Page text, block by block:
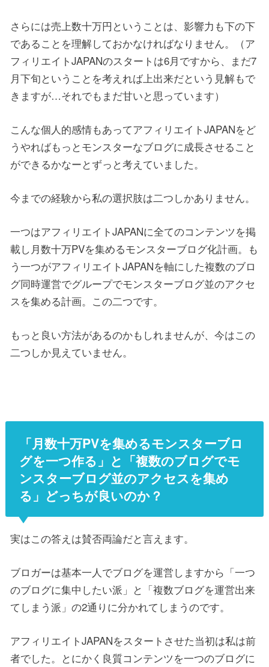
さらには売上数十万円ということは、影響力も下の下
であることを理解しておかなければなりません。（ア
フィリエイトJAPANのスタートは6月ですから、まだ7
月下旬ということを考えれば上出来だという見解もで
きますが…それでもまだ甘いと思っています）
こんな個人的感情もあってアフィリエイトJAPANをど
うやればもっとモンスターなブログに成長させること
ができるかなーとずっと考えていました。
今までの経験から私の選択肢は二つしかありません。
一つはアフィリエイトJAPANに全てのコンテンツを掲
載し月数十万PVを集めるモンスターブログ化計画。も
う一つがアフィリエイトJAPANを軸にした複数のブロ
グ同時運営でグループでモンスターブログ並のアクセ
スを集める計画。この二つです。
もっと良い方法があるのかもしれませんが、今はこの
二つしか見えていません。
「月数十万PVを集めるモンスターブロ
グを一つ作る」と「複数のブログでモ
ンスターブログ並のアクセスを集め
る」どっちが良いのか？
実はこの答えは賛否両論だと言えます。
ブロガーは基本一人でブログを運営しますから「一つ
のブログに集中したい派」と「複数ブログを運営出来
てしまう派」の2通りに分かれてしまうのです。
アフィリエイトJAPANをスタートさせた当初は私は前
者でした。とにかく良質コンテンツを一つのブログに